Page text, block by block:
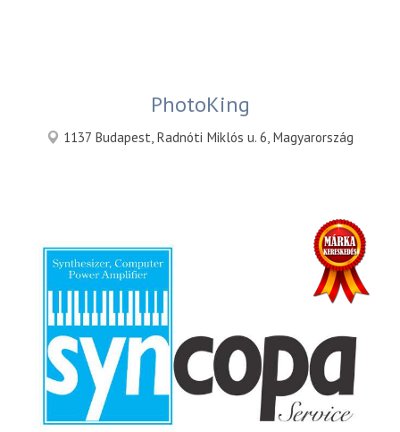
PhotoKing
1137 Budapest, Radnóti Miklós u. 6, Magyarország